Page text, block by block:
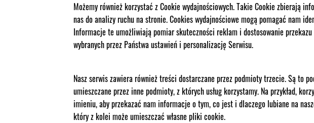
Możemy również korzystać z Cookie wydajnościowych. Takie Cookie zbierają
nas do analizy ruchu na stronie. Cookies wydajnościowe mogą pomagać nam
Informacje te umożliwiają pomiar skuteczności reklam i dostosowanie
wybranych przez Państwa ustawień i personalizację Serwisu.
Nasz serwis zawiera również treści dostarczane przez podmioty trzecie. Są
umieszczane przez inne podmioty, z których usług korzystamy. Na przykład,
imieniu, aby przekazać nam informacje o tym, co jest i dlaczego lubiane na
który z kolei może umieszczać własne pliki cookie.